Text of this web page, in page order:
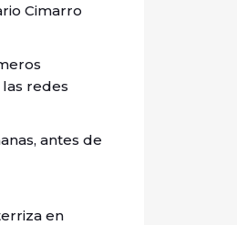
Cimarro
redes
antes de
en